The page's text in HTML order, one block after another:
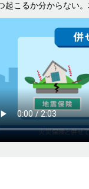
起こるか分からない